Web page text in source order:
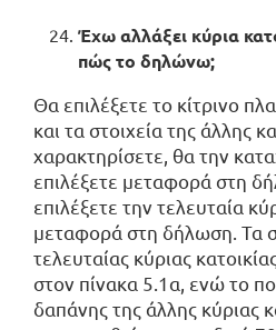
Έχω αλλάξει κύρια
πώς το δηλώνω;
Θα επιλέξετε το κίτρινο
και τα στοιχεία της άλλης
χαρακτηρίσετε, θα την
επιλέξετε μεταφορά στη
επιλέξετε την τελευταία
μεταφορά στη δήλωση. Τα
τελευταίας κύριας
στον πίνακα 5.1α, ενώ το
δαπάνης της άλλης κύριας